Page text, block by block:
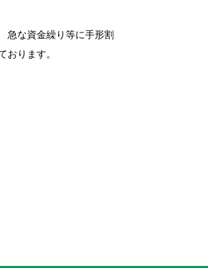
資金繰り等に手形割
おります。